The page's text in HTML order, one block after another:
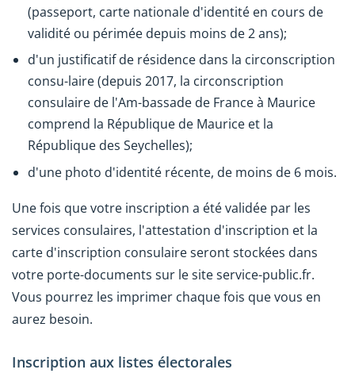
(passeport, carte nationale d'identité en cours de
validité ou périmée depuis moins de 2 ans);
d'un justificatif de résidence dans la circonscription
consu-laire (depuis 2017, la circonscription
consulaire de l'Am-bassade de France à Maurice
comprend la République de Maurice et la
République des Seychelles);
d'une photo d'identité récente, de moins de 6 mois.
Une fois que votre inscription a été validée par les
services consulaires, l'attestation d'inscription et la
carte d'inscription consulaire seront stockées dans
votre porte-documents sur le site service-public.fr.
Vous pourrez les imprimer chaque fois que vous en
aurez besoin.
Inscription aux listes électorales